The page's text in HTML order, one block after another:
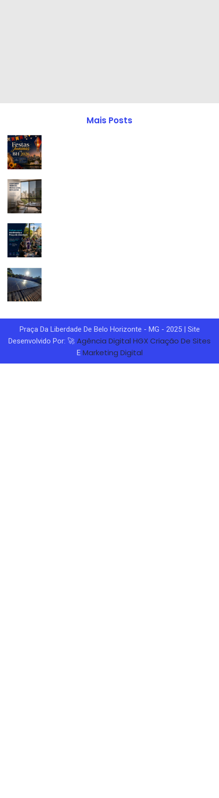
Mais Posts
Praça Da Liberdade De Belo Horizonte - MG - 2025 | Site
Desenvolvido Por: 🚀 Agência Digital HGXCriação De Sites
E Marketing Digital